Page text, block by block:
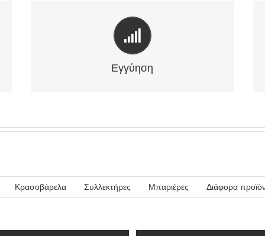
Εγγύηση
Εγγύηση έως και 10 έτη
Κρασοβάρελα Συλλεκτήρες Μπαριέρες Διάφορα